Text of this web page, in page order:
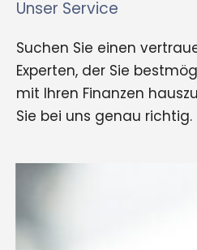
Unser Service
Suchen Sie einen
Experten, der Sie
mit Ihren Finanzen
Sie bei uns genau richtig.